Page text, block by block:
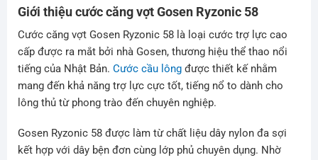
Giới thiệu cước căng vợt Gosen Ryzonic 58
Cước căng vợt Gosen Ryzonic 58 là loại cước trợ lực cao
cấp được ra mắt bởi nhà Gosen, thương hiệu thể thao nổi
tiếng của Nhật Bản. Cước cầu lôngđược thiết kế nhằm
mang đến khả năng trợ lực cực tốt, tiếng nổ to dành cho
lông thủ từ phong trào đến chuyên nghiệp.
Gosen Ryzonic 58 được làm từ chất liệu dây nylon đa sợi
kết hợp với dây bện đơn cùng lớp phủ chuyên dụng. Nhờ